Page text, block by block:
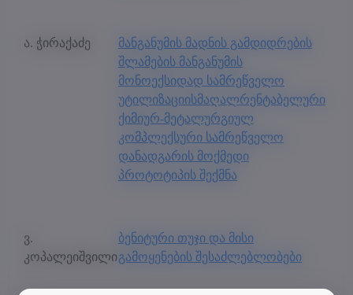
ა. ჭირაქაძე
მანგანუმის მადნის გამდიდრების
შლამების მანგანუმის
მონოექსიდად სამრეწველო
უტილიზაციისმაღალრენტაბელური
ქიმიურ-მეტალურგიულ
კომპლექსური სამრეწველო
დანადგარის მოქმედი
პროტოტიპის შექმნა
ვ.
კოპალეიშვილი
ბენიტური თუჯი და მისი
გამოყენების შესაძლებლობები